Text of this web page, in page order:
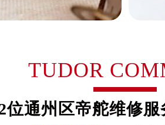
埃卢
舵维修服务中心
舵维修保养中心)
郎
资深
是
(通
TUDOR
位通州区帝舵维修